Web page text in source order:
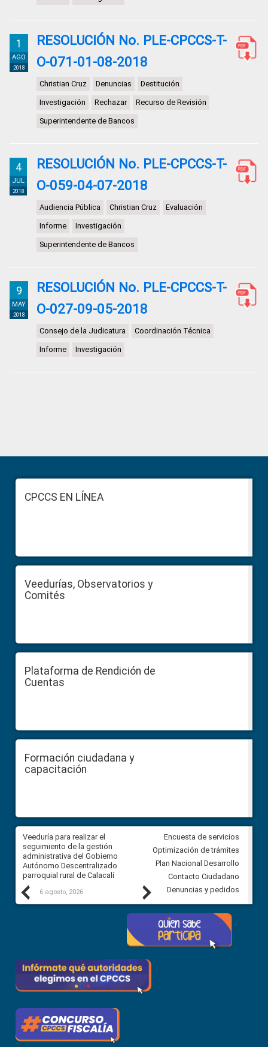
1
AGO
2018
RESOLUCIÓN No. PLE-CPCCS-T-
O-071-01-08-2018
Christian Cruz Denuncias Destitución
Investigación Rechazar Recurso de Revisión
Superintendente de Bancos
4
JUL
2018
RESOLUCIÓN No. PLE-CPCCS-T-
O-059-04-07-2018
Audiencia Pública Christian Cruz Evaluación
Informe Investigación
Superintendente de Bancos
9
MAY
2018
RESOLUCIÓN No. PLE-CPCCS-T-
O-027-09-05-2018
Consejo de la Judicatura Coordinación Técnica
Informe Investigación
Sidebar
FooterCPCCS EN LÍNEA
Veedurías, Observatorios y
Comités
Plataforma de Rendición de
Cuentas
Formación ciudadana y
capacitación
Previous
Veeduría para realizar el
seguimiento de la gestión
administrativa del Gobierno
Autónomo Descentralizado
parroquial rural de Calacalí
6 agosto, 2026
Veeduría para vigilar los
derivados de la Audiencia
comunidad Urbina, parroquia
Carolina
5 agosto, 2026
Next
Encuesta de servicios
Optimización de trámites
Plan Nacional Desarrollo
Contacto Ciudadano
Denuncias y pedidos